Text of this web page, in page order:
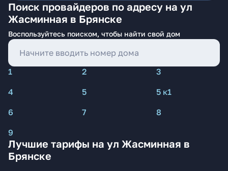
Поиск провайдеров по адресу на ул
Жасминная в Брянске
Воспользуйтесь поиском, чтобы найти свой дом
1 2
3
4
5
5 к1
6
7
8
9
Лучшие тарифы на ул Жасминная в
Брянске